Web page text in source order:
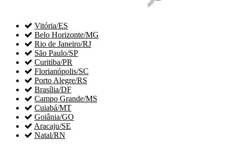
 Vitória/ES
 Belo Horizonte/MG
 Rio de Janeiro/RJ
 São Paulo/SP
 Curitiba/PR
 Florianópolis/SC
 Porto Alegre/RS
 Brasília/DF
 Campo Grande/MS
 Cuiabá/MT
 Goiânia/GO
 Aracaju/SE
 Natal/RN